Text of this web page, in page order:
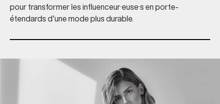
pour transformer les influenceur·euse·s en porte-
étendards d’une mode plus durable.